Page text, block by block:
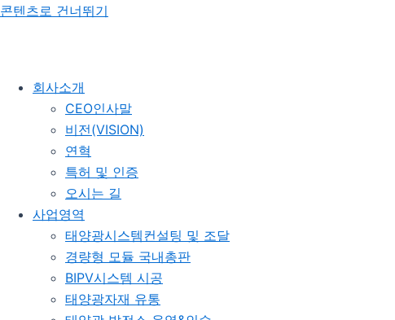
콘텐츠로 건너뛰기
회사소개
CEO인사말
비전(VISION)
연혁
특허 및 인증
오시는 길
사업영역
태양광시스템컨설팅 및 조달
경량형 모듈 국내총판
BIPV시스템 시공
태양광자재 유통